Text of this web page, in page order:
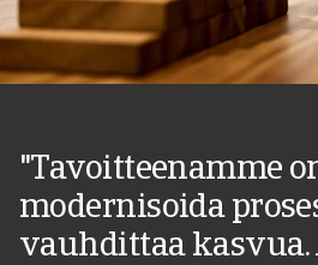
"Tavoitteenamme
modernisoida
vauhdittaa kasvua.